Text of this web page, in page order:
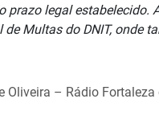
prazo legal estabelecido.
Multas do DNIT, onde
Oliveira – Rádio Fortaleza